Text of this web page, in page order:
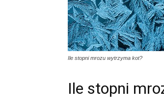
Ile stopni mrozu wytrzyma kot?
Ile stopni